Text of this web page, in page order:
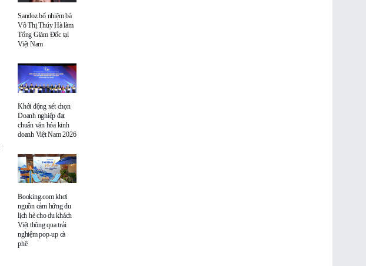
Sandoz bổ nhiệm bà
Võ Thị Thúy Hà làm
Tổng Giám Đốc tại
Việt Nam
Khởi động xét chọn
Doanh nghiệp đạt
chuẩn văn hóa kinh
doanh Việt Nam 2026
Booking.com khơi
nguồn cảm hứng du
lịch hè cho du khách
Việt thông qua trải
nghiệm pop-up cà
phê